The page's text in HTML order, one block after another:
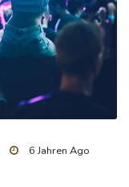
6 Jahren Ago